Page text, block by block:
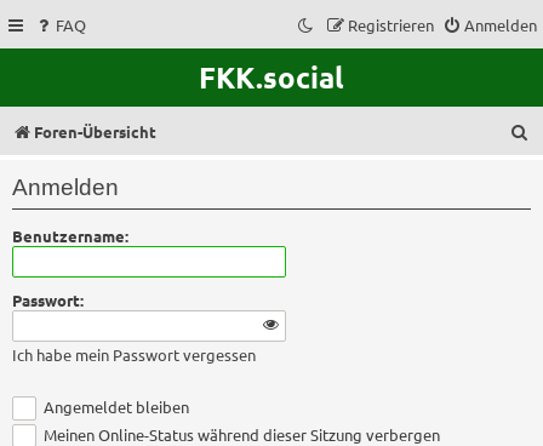
FAQ Anmelden
Registrieren
FKK.social
Foren-Übersicht
Anmelden
Benutzername:
Passwort:
Ich habe mein Passwort vergessen
Angemeldet bleiben
Meinen Online-Status während dieser Sitzung verbergen